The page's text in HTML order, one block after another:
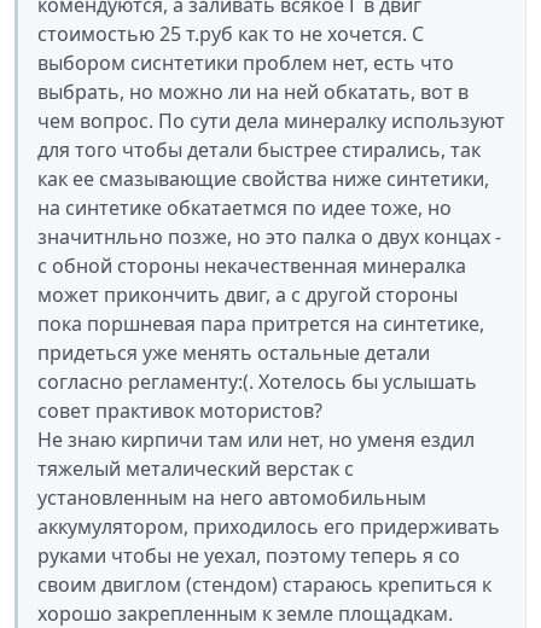
стоимостью 25 т.руб как то не хочется. С
выбором сиснтетики проблем нет, есть что
выбрать, но можно ли на ней обкатать, вот в
чем вопрос. По сути дела минералку используют
для того чтобы детали быстрее стирались, так
как ее смазывающие свойства ниже синтетики,
на синтетике обкатаетмся по идее тоже, но
значитнльно позже, но это палка о двух концах -
с обной стороны некачественная минералка
может прикончить двиг, а с другой стороны
пока поршневая пара притрется на синтетике,
придеться уже менять остальные детали
согласно регламенту:(. Хотелось бы услышать
совет практивок мотористов?
Не знаю кирпичи там или нет, но уменя ездил
тяжелый металический верстак с
установленным на него автомобильным
аккумулятором, приходилось его придерживать
руками чтобы не уехал, поэтому теперь я со
своим двиглом (стендом) стараюсь крепиться к
хорошо закрепленным к земле площадкам.